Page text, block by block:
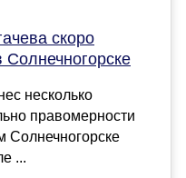
скоро
несколько
правомерности
Солнечногорске
...